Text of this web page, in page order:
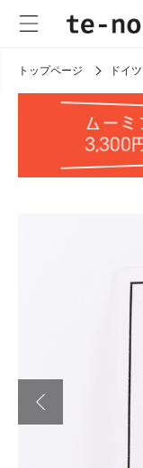
トップページ ドイ